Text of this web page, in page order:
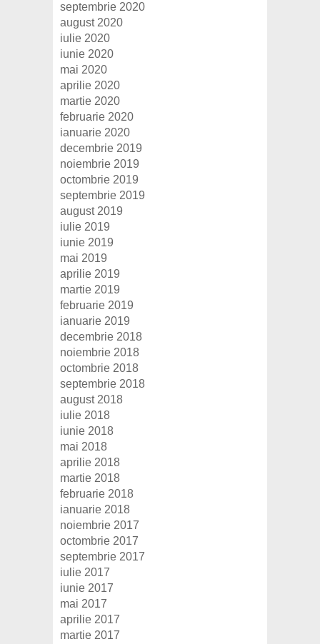
septembrie 2020
august 2020
iulie 2020
iunie 2020
mai 2020
aprilie 2020
martie 2020
februarie 2020
ianuarie 2020
decembrie 2019
noiembrie 2019
octombrie 2019
septembrie 2019
august 2019
iulie 2019
iunie 2019
mai 2019
aprilie 2019
martie 2019
februarie 2019
ianuarie 2019
decembrie 2018
noiembrie 2018
octombrie 2018
septembrie 2018
august 2018
iulie 2018
iunie 2018
mai 2018
aprilie 2018
martie 2018
februarie 2018
ianuarie 2018
noiembrie 2017
octombrie 2017
septembrie 2017
iulie 2017
iunie 2017
mai 2017
aprilie 2017
martie 2017